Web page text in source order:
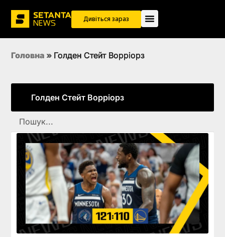
Дивіться зараз
Головна » Голден Стейт Ворріорз
Голден Стейт Ворріорз